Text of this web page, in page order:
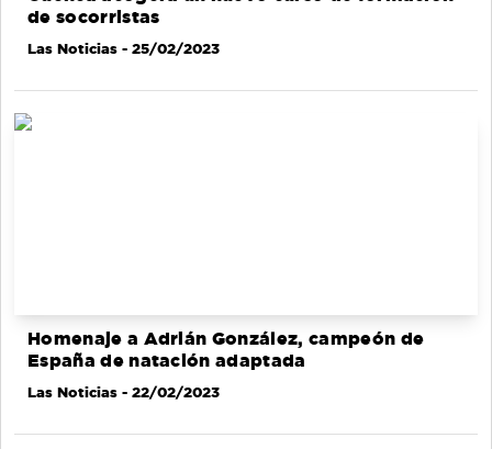
de socorristas
Las Noticias - 25/02/2023
Homenaje a Adrián González, campeón de
España de natación adaptada
Las Noticias - 22/02/2023